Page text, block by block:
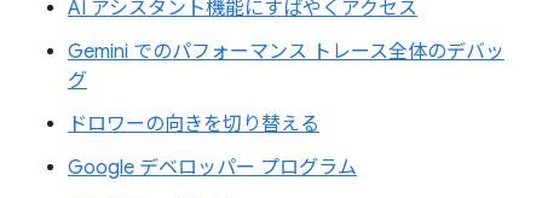
AI アシスタント機能にすばやくアクセス
Gemini でのパフォーマンス トレース全体のデバッ
グ
ドロワーの向きを切り替える
Google デベロッパー プログラム